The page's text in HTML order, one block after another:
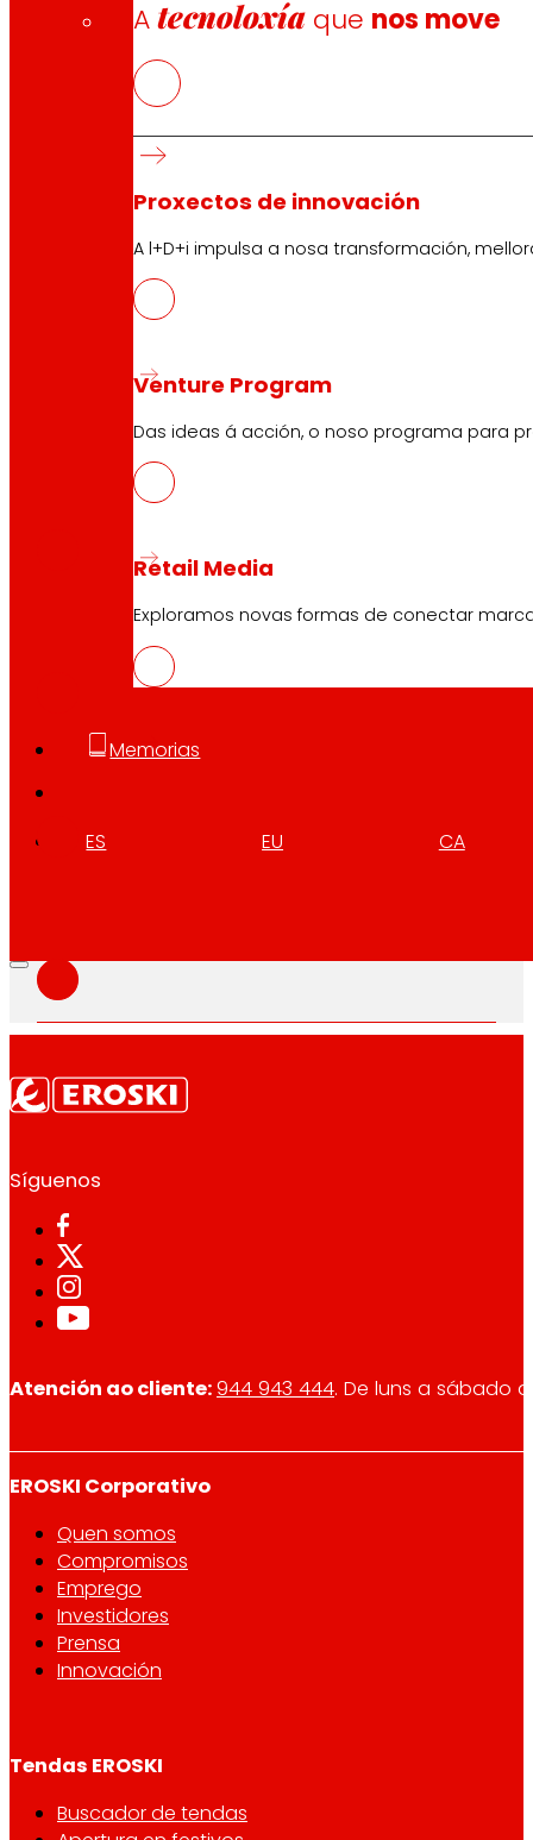
Atecnoloxía que nos move
Proxectos de innovación
A l+D+i impulsa a nosa transformación,
Venture Program
Das ideas á acción, o noso programa para
Retail Media
Exploramos novas formas de conectar
Memorias
ES EU CA
PDF
Síguenos
Atención ao cliente:944 943 444. De luns a sábado
EROSKI Corporativo
Quen somos
Compromisos
Emprego
Investidores
Prensa
Innovación
Tendas EROSKI
Buscador de tendas